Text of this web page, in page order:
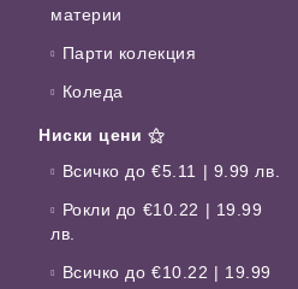
материи
Парти колекция
Коледа
Ниски цени ⚝
Всичко до €5.11 | 9.99 лв.
Рокли до €10.22 | 19.99
лв.
Всичко до €10.22 | 19.99